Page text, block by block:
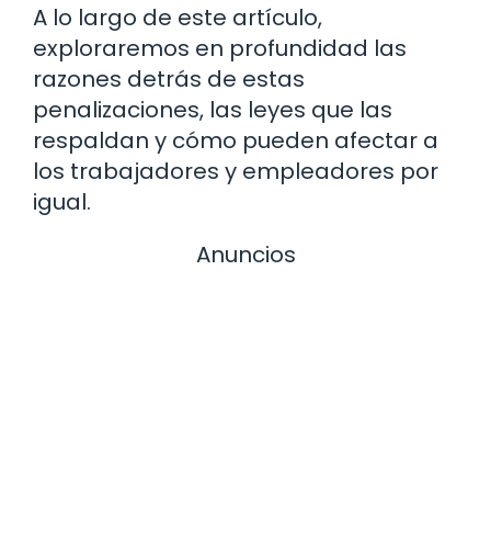
A lo largo de este artículo,
exploraremos en profundidad las
razones detrás de estas
penalizaciones, las leyes que las
respaldan y cómo pueden afectar a
los trabajadores y empleadores por
igual.
Anuncios